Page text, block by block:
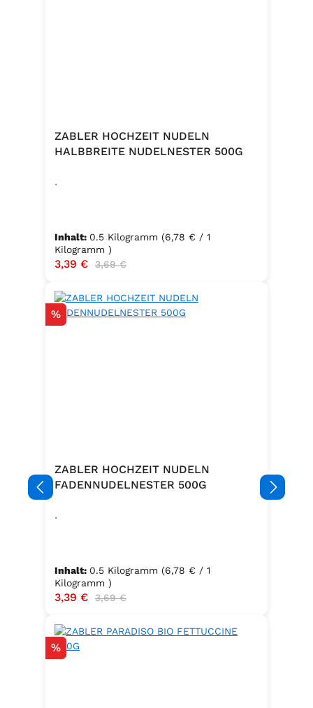
ZABLER HOCHZEIT NUDELN
HALBBREITE NUDELNESTER 500G
.
Inhalt: 0.5 Kilogramm (6,78 € / 1
Kilogramm )
Verkaufspreis:
3,39 € Regulärer Preis:
3,69 €
Rabatt
%
ZABLER HOCHZEIT NUDELN
FADENNUDELNESTER 500G
.
Inhalt: 0.5 Kilogramm (6,78 € / 1
Kilogramm )
Verkaufspreis:
3,39 € Regulärer Preis:
3,69 €
Rabatt
%